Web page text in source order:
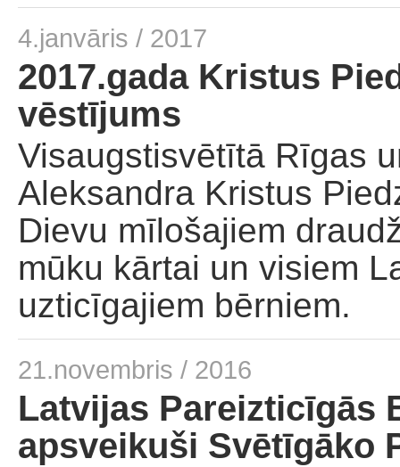
4.janvāris / 2017
2017.gada Kristus
vēstījums
Visaugstisvētītā Rīgas
Aleksandra Kristus
Dievu mīlošajiem
mūku kārtai un visiem
uzticīgajiem bērniem.
21.novembris / 2016
Latvijas Pareizticīgās
apsveikuši Svētīgāko